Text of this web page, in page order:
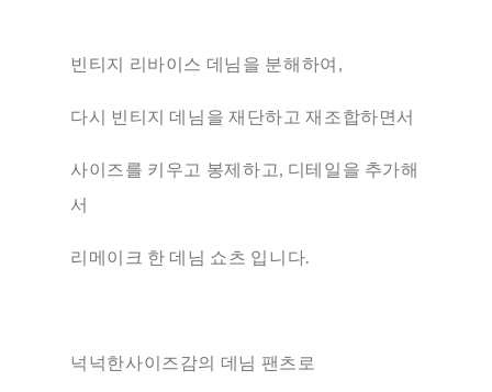
빈티지 리바이스 데님을 분해하여,
다시 빈티지 데님을 재단하고 재조합하면서
사이즈를 키우고 봉제하고, 디테일을 추가해
서
리메이크 한 데님 쇼츠 입니다.
넉넉한사이즈감의 데님 팬츠로